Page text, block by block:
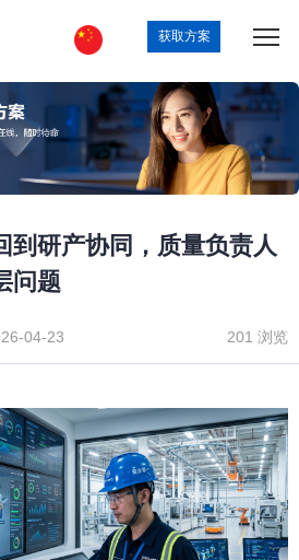
获取方案
到研产协同，质量负责人
问题
04-23 201 浏览